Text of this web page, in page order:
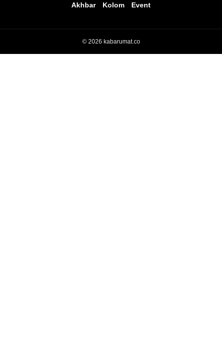
Akhbar
Kolom Event
© 2026 kabarumat.co